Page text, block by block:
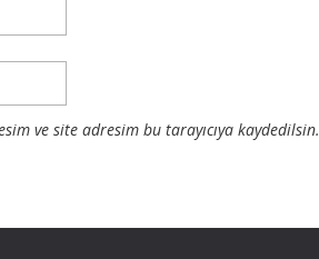
ve site adresim bu tarayıcıya kaydedilsin.